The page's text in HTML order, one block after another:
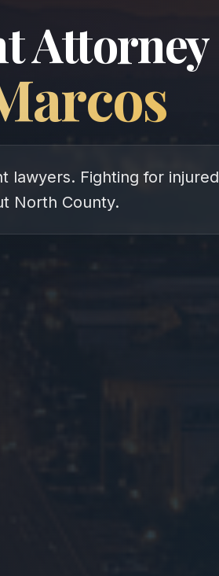
Attorney
lawyers. Fighting for injured
North County.